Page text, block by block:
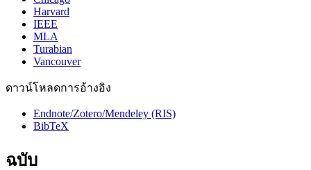
Harvard
IEEE
MLA
Turabian
Vancouver
ดาวน์โหลดการอ้างอิง
Endnote/Zotero/Mendeley (RIS)
BibTeX
ฉบับ